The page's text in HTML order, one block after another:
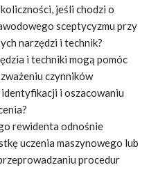
jeśli chodzi o
sceptycyzmu przy
narzędzi i technik?
i techniki mogą pomóc
czynników
i oszacowaniu
rewidenta odnośnie
uczenia maszynowego lub
procedur